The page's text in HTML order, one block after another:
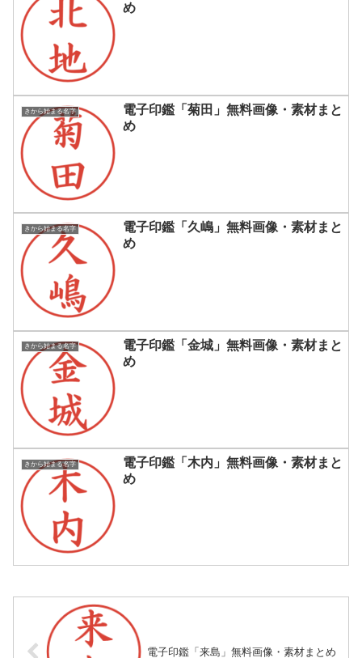
め
きから始まる名字
電子印鑑「菊田」無料画像・素材まと
め
きから始まる名字
電子印鑑「久嶋」無料画像・素材まと
め
きから始まる名字
電子印鑑「金城」無料画像・素材まと
め
きから始まる名字
電子印鑑「木内」無料画像・素材まと
め
電子印鑑「来島」無料画像・素材まとめ